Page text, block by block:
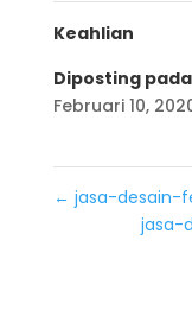
Keahlian
Diposting pada
Februari 10,
← jasa-desain-
jasa-